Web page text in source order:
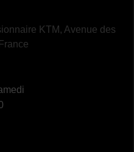
KTM, Avenue des